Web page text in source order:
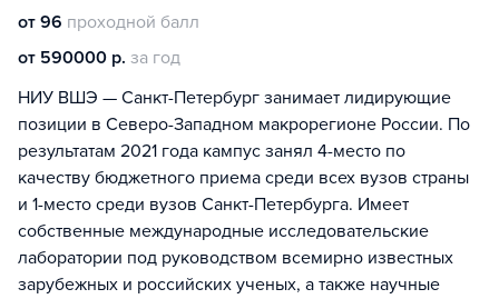
от 96 проходной балл
от 590000 р. за год
НИУ ВШЭ — Санкт-Петербург занимает лидирующие
позиции в Северо-Западном макрорегионе России. По
результатам 2021 года кампус занял 4-место по
качеству бюджетного приема среди всех вузов страны
и 1-место среди вузов Санкт-Петербурга. Имеет
собственные международные исследовательские
лаборатории под руководством всемирно известных
зарубежных и российских ученых, а также научные